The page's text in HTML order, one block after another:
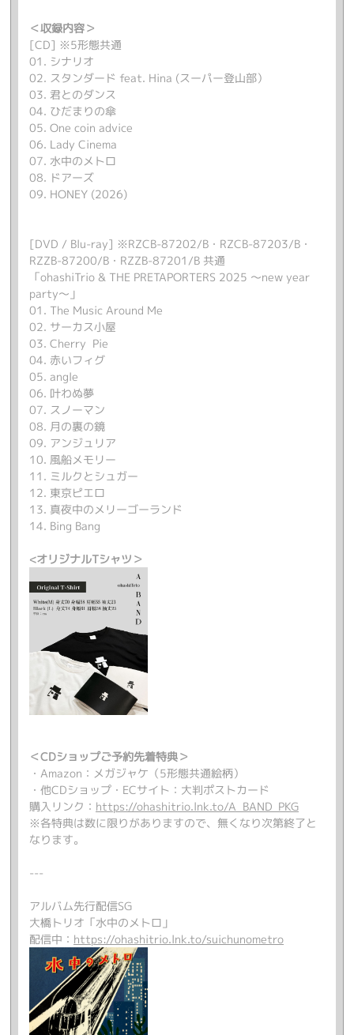
＜収録内容＞
[CD] ※5形態共通
01. シナリオ
02. スタンダード feat. Hina (スーパー登山部）
03. 君とのダンス
04. ひだまりの傘
05. One coin advice
06. Lady Cinema
07. 水中のメトロ
08. ドアーズ
09. HONEY (2026)
[DVD / Blu-ray] ※RZCB-87202/B・RZCB-87203/B・
RZZB-87200/B・RZZB-87201/B 共通
「ohashiTrio & THE PRETAPORTERS 2025 ～new year
party～」
01. The Music Around Me
02. サーカス小屋
03. Cherry Pie
04. 赤いフィグ
05. angle
06. 叶わぬ夢
07. スノーマン
08. 月の裏の鏡
09. アンジュリア
10. 風船メモリー
11. ミルクとシュガー
12. 東京ピエロ
13. 真夜中のメリーゴーランド
14. Bing Bang
<オリジナルTシャツ＞
＜CDショップご予約先着特典＞
・Amazon：メガジャケ（5形態共通絵柄）
・他CDショップ・ECサイト：大判ポストカード
購入リンク： https://ohashitrio.lnk.to/A_BAND_PKG
※各特典は数に限りがありますので、無くなり次第終了と
なります。
---
アルバム先行配信SG
大橋トリオ「水中のメトロ」
配信中： https://ohashitrio.lnk.to/suichunometro